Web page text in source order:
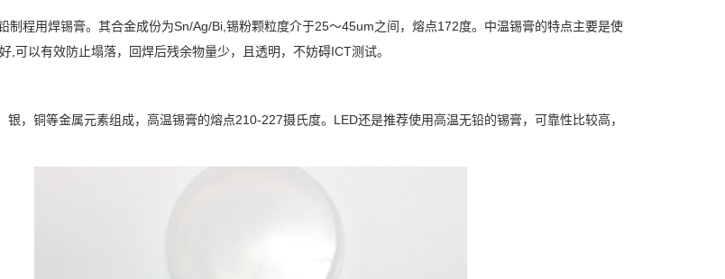
程用焊锡膏。其合金成份为Sn/Ag/Bi,锡粉颗粒度介于25～45um之间，熔点172度。中温锡膏的特点主要是使
,可以有效防止塌落，回焊后残余物量少，且透明，不妨碍ICT测试。
铜等金属元素组成，高温锡膏的熔点210-227摄氏度。LED还是推荐使用高温无铅的锡膏，可靠性比较高，